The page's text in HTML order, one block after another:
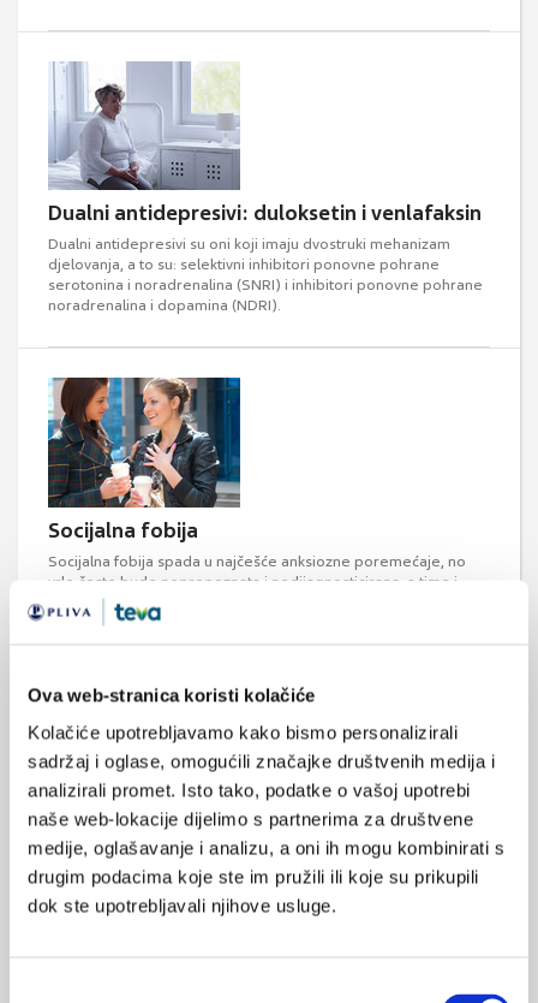
Ova web-stranica koristi kolačiće
Kolačiće upotrebljavamo kako bismo personalizirali
sadržaj i oglase, omogućili značajke društvenih medija i
analizirali promet. Isto tako, podatke o vašoj upotrebi
naše web-lokacije dijelimo s partnerima za društvene
medije, oglašavanje i analizu, a oni ih mogu kombinirati s
drugim podacima koje ste im pružili ili koje su prikupili
dok ste upotrebljavali njihove usluge.
Dualni antidepresivi: duloksetin i venlafaksin
Dualni antidepresivi su oni koji imaju dvostruki mehanizam
djelovanja, a to su: selektivni inhibitori ponovne pohrane
serotonina i noradrenalina (SNRI) i inhibitori ponovne pohrane
noradrenalina i dopamina (NDRI).
Socijalna fobija
Socijalna fobija spada u najčešće anksiozne poremećaje, no
vrlo često bude neprepoznata i nedijagnosticirana, a time i
neliječena jer se ove osobe rijetko javljaju liječniku. U
suvremenom, poglavito urbanom, društvu sve je intenzivnija i
izbjegavanju istih što dovodi do sve ...
Psihološko - psihijatrijski aspekti liječenja boli